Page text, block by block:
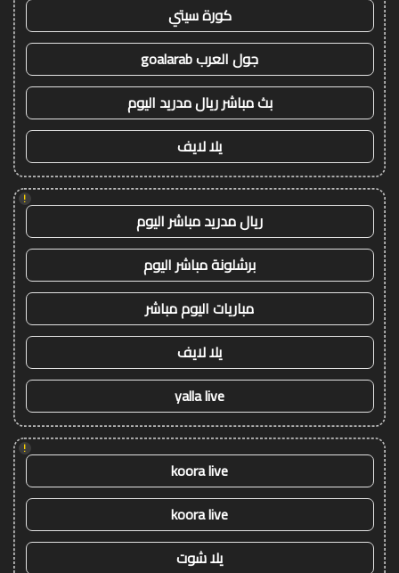
كورة سيتي
جول العرب goalarab
بث مباشر ريال مدريد اليوم
يلا لايف
!
ريال مدريد مباشر اليوم
برشلونة مباشر اليوم
مباريات اليوم مباشر
يلا لايف
yalla live
!
koora live
koora live
يلا شوت